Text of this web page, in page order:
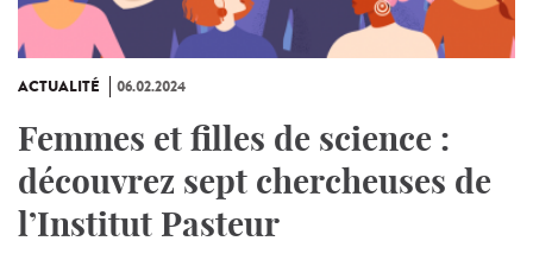
ACTUALITÉ 06.02.2024
Femmes et filles de science :
découvrez sept chercheuses de
l’Institut Pasteur